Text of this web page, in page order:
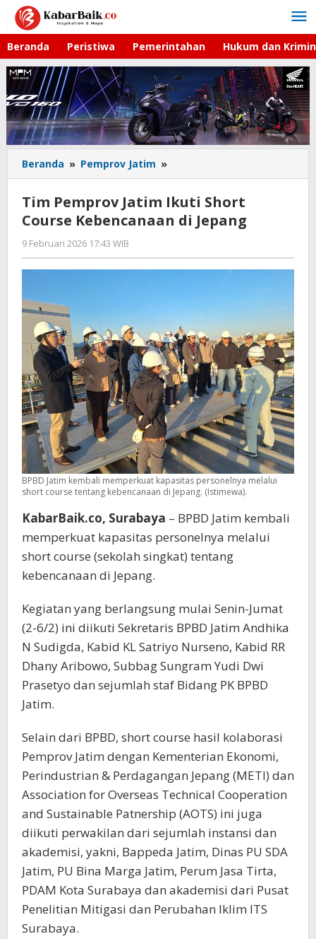
Lewati
konten
Beranda Peristiwa Pemerintahan Hukum dan
Beranda » Pemprov Jatim »
Pemprov
Jatim
Ikuti
Short
di
Tim Pemprov Jatim Ikuti Short
Course Kebencanaan di Jepang
9 Februari 2026 17:43 WIB
Gagah
Saputra
BPBD Jatim kembali memperkuat kapasitas personelnya melalui
short course tentang kebencanaan di Jepang. (Istimewa).
KabarBaik.co, Surabaya – BPBD Jatim kembali
memperkuat kapasitas personelnya melalui
short course (sekolah singkat) tentang
kebencanaan di Jepang.
Kegiatan yang berlangsung mulai Senin-Jumat
(2-6/2) ini diikuti Sekretaris BPBD Jatim Andhika
N Sudigda, Kabid KL Satriyo Nurseno, Kabid RR
Dhany Aribowo, Subbag Sungram Yudi Dwi
Prasetyo dan sejumlah staf Bidang PK BPBD
Jatim.
Selain dari BPBD, short course hasil kolaborasi
Pemprov Jatim dengan Kementerian Ekonomi,
Perindustrian & Perdagangan Jepang (METI) dan
Association for Overseas Technical Cooperation
and Sustainable Patnership (AOTS) ini juga
diikuti perwakilan dari sejumlah instansi dan
akademisi, yakni, Bappeda Jatim, Dinas PU SDA
Jatim, PU Bina Marga Jatim, Perum Jasa Tirta,
PDAM Kota Surabaya dan akademisi dari Pusat
Penelitian Mitigasi dan Perubahan Iklim ITS
Surabaya.